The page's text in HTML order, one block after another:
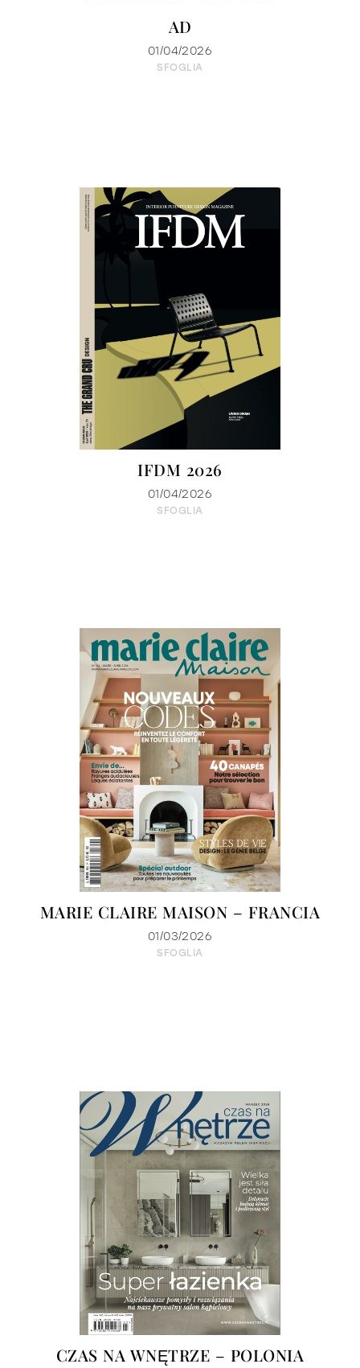
AD
01/04/2026
SFOGLIA
IFDM 2026
01/04/2026
SFOGLIA
MARIE CLAIRE MAISON – FRANCIA
01/03/2026
SFOGLIA
CZAS NA WNĘTRZE – POLONIA